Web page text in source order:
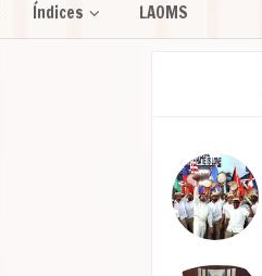
Índices LAOMS